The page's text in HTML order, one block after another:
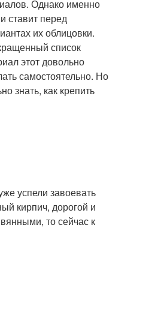
Однако именно
ставит перед
их облицовки.
список
этот довольно
самостоятельно. Но
знать, как крепить
успели завоевать
кирпич, дорогой и
то сейчас к